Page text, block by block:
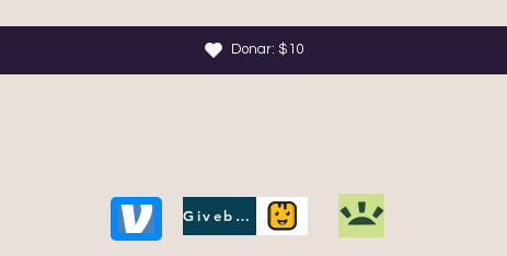
Donar: $10
Givebutter